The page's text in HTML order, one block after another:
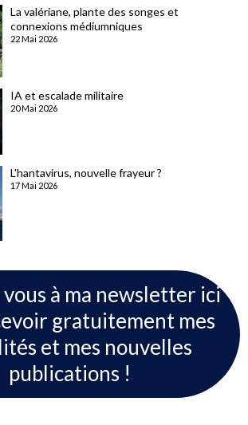
La valériane, plante des songes et
connexions médiumniques
22 Mai 2026
IA et escalade militaire
20 Mai 2026
L'hantavirus, nouvelle frayeur ?
17 Mai 2026
à ma newsletter ici
gratuitement mes
et mes nouvelles
publications !